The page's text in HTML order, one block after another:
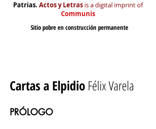
Sitio pobre en construcción permanente
Patrias. Actos y Letras is a digital imprint of
Communis
Cartasa Elpidio Félix Varela
PRÓLOGO